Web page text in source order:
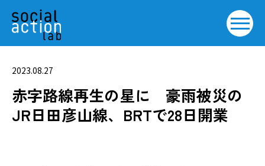
2023.08.27
赤字路線再生の星に 豪雨被災の
JR日田彦山線、BRTで28日開業